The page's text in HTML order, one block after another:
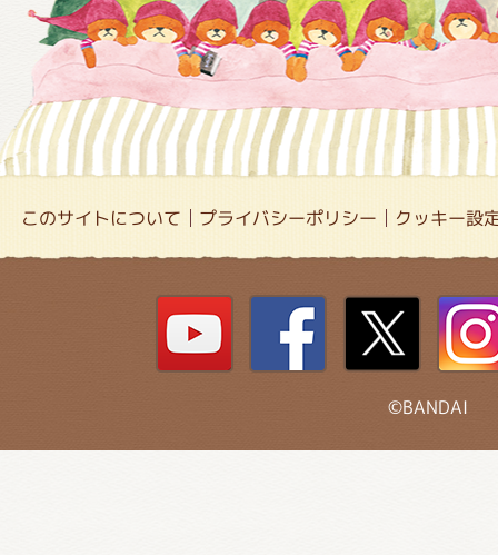
このサイトについて プライバシーポリシー クッキー設
©BANDAI